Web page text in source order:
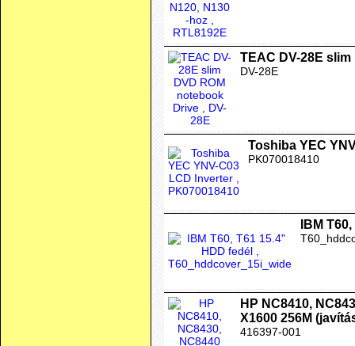
TEAC DV-28E
DV-28E
Toshiba YEC
PK070018410
IBM
HP NC8410,
X1600 256M
416397-001